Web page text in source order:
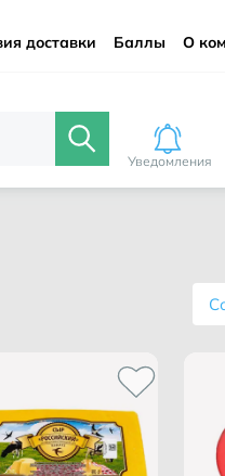
доставки Баллы О
Уведомления